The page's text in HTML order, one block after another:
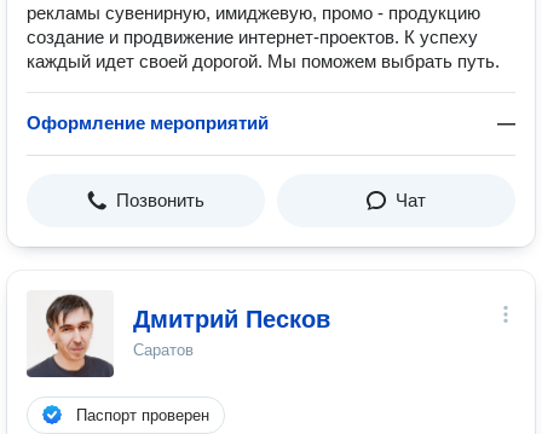
рекламы сувенирную, имиджевую, промо - продукцию
создание и продвижение интернет-проектов. К успеху
каждый идет своей дорогой. Мы поможем выбрать путь.
Оформление мероприятий —
Позвонить Чат
Дмитрий Песков
Саратов
Паспорт проверен